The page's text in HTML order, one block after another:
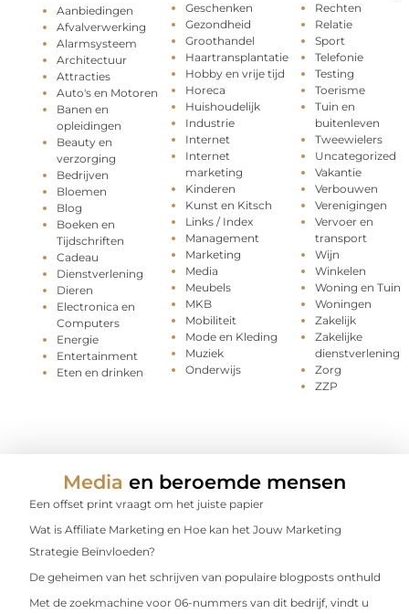
Aanbiedingen
Afvalverwerking
Alarmsysteem
Architectuur
Attracties
Auto's en Motoren
Banen en
opleidingen
Beauty en
verzorging
Bedrijven
Bloemen
Blog
Boeken en
Tijdschriften
Cadeau
Dienstverlening
Dieren
Electronica en
Computers
Energie
Entertainment
Eten en drinken
Geschenken
Gezondheid
Groothandel
Haartransplantatie
Hobby en vrije tijd
Horeca
Huishoudelijk
Industrie
Internet
Internet
marketing
Kinderen
Kunst en Kitsch
Links / Index
Management
Marketing
Media
Meubels
MKB
Mobiliteit
Mode en Kleding
Muziek
Onderwijs
Rechten
Relatie
Sport
Telefonie
Testing
Toerisme
Tuin en
buitenleven
Tweewielers
Uncategorized
Vakantie
Verbouwen
Verenigingen
Vervoer en
transport
Wijn
Winkelen
Woning en Tuin
Woningen
Zakelijk
Zakelijke
dienstverlening
Zorg
ZZP
Media en beroemde mensen
Een offset print vraagt om het juiste papier
Wat is Affiliate Marketing en Hoe kan het Jouw Marketing
Strategie Beïnvloeden?
De geheimen van het schrijven van populaire blogposts onthuld
Met de zoekmachine voor 06-nummers van dit bedrijf, vindt u